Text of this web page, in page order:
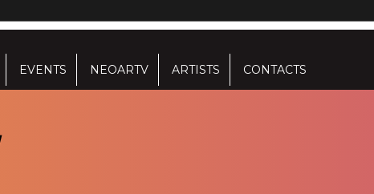
EVENTS NEOARTV ARTISTS CONTACTS